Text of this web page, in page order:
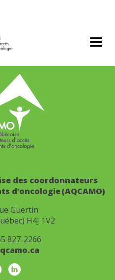
des coordonnateurs
d’oncologie (AQCAMO)
Guertin
H4J 1V2
827-2266